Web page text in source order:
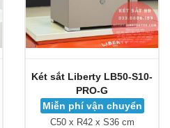
Két sắt Liberty LB50-S10-
PRO-G
Miễn phí vận chuyển
C50 x R42 x S36 cm